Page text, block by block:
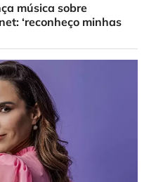
música sobre
‘reconheço minhas